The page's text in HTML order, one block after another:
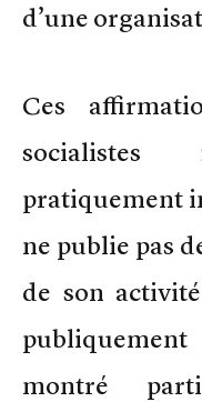
d’une
Ces
pratiquement
ne publie pas
de son
montré